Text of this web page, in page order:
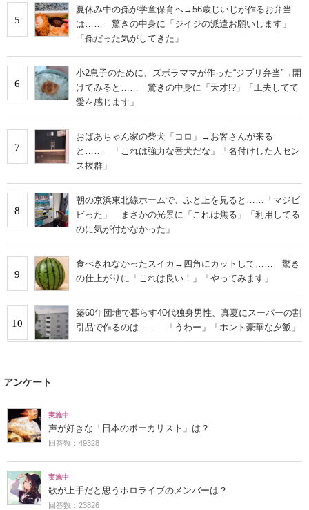
5
夏休み中の孫が学童保育へ→56歳じいじが作るお弁当
は…… 驚きの中身に「ジイジの派遣お願いします」
「孫だった気がしてきた」
6
小2息子のために、ズボラママが作った“ジブリ弁当”→開
けてみると…… 驚きの中身に「天才!?」「工夫してて
愛を感じます」
7
おばあちゃん家の柴犬「コロ」→お客さんが来る
と…… 「これは強力な番犬だな」「名付けした人セン
ス抜群」
8
朝の京浜東北線ホームで、ふと上を見ると……「マジビ
ビった」 まさかの光景に「これは焦る」「利用してる
のに気が付かなかった」
9
食べきれなかったスイカ→四角にカットして…… 驚き
の仕上がりに「これは良い！」「やってみます」
10
築60年団地で暮らす40代独身男性、真夏にスーパーの割
引品で作るのは…… 「うわー」「ホント豪華な夕飯」
アンケート
実施中
声が好きな「日本のボーカリスト」は？
回答数：49328
実施中
歌が上手だと思うホロライブのメンバーは？
回答数：23826